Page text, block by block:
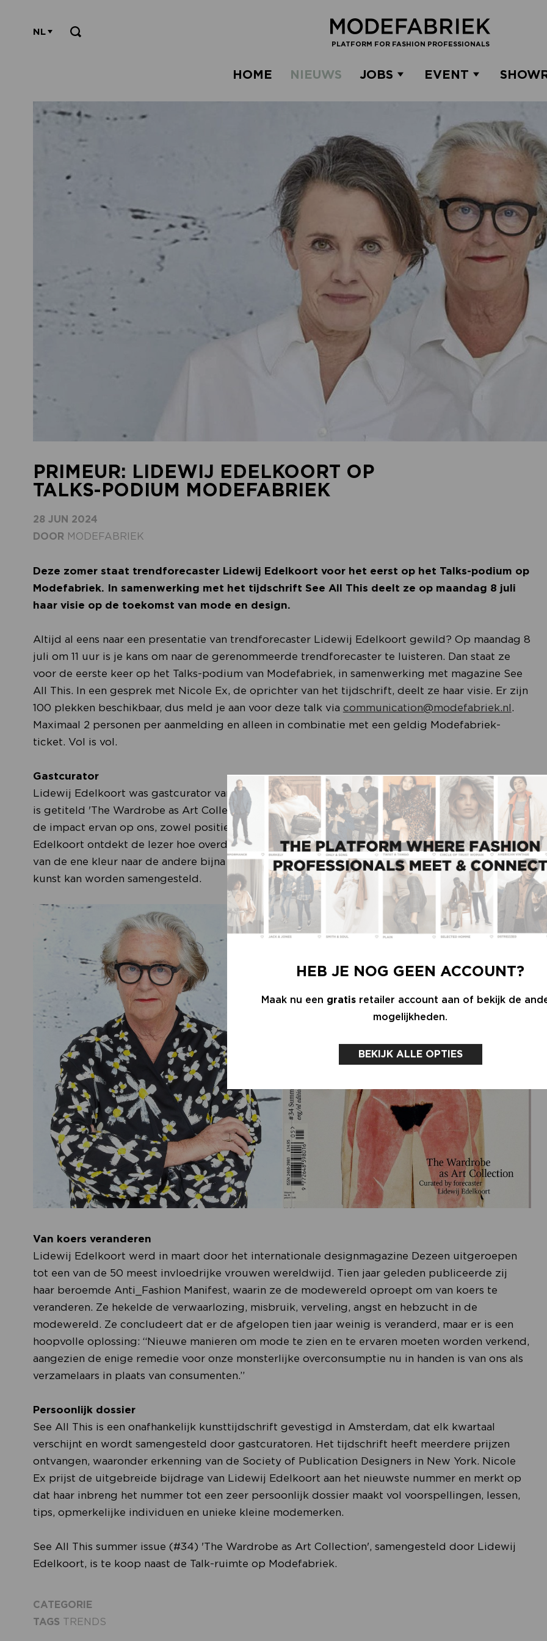
PLATFORM FOR FASHION PROFESSIONALS
NL
HOME NIEUWS JOBS EVENT
HEB JE NOG GEEN ACCOUNT?
Maak nu een gratisretailer account aan of bekijk de
mogelijkheden.
BEKIJK ALLE OPTIES
PRIMEUR: LIDEWIJ EDELKOORT OP
TALKS-PODIUM MODEFABRIEK
28 JUN 2024
DOOR MODEFABRIEK
Deze zomer staat trendforecaster Lidewij Edelkoort voor het eerst op het Talks-podium op
Modefabriek. In samenwerking met het tijdschrift See All This deelt ze op maandag 8 juli
haar visie op de toekomst van mode en design.
Altijd al eens naar een presentatie van trendforecaster Lidewij Edelkoort gewild? Op maandag 8
juli om 11 uur is je kans om naar de gerenommeerde trendforecaster te luisteren. Dan staat ze
voor de eerste keer op het Talks-podium van Modefabriek, in samenwerking met magazine See
All This. In een gesprek met Nicole Ex, de oprichter van het tijdschrift, deelt ze haar visie. Er zijn
100 plekken beschikbaar, dus meld je aan voor deze talk via communication@modefabriek.nl.
Maximaal 2 personen per aanmelding en alleen in combinatie met een geldig Modefabriek-
ticket. Vol is vol.
Gastcurator
Lidewij Edelkoort was gastcurator van het huidige zomernummer van See All This. Deze editie
is getiteld 'The Wardrobe as Art Collection' en onderzoekt de dynamische aard van kleding en
de impact ervan op ons, zowel positief als negatief. Door het visionaire perspectief van Lidewij
Edelkoort ontdekt de lezer hoe overdressed zijn een sociaal dilemma kan zijn, hoe de overgang
van de ene kleur naar de andere bijna een geografische keuze kan zijn en hoe een garderobe als
kunst kan worden samengesteld.
Van koers veranderen
Lidewij Edelkoort werd in maart door het internationale designmagazine Dezeen uitgeroepen
tot een van de 50 meest invloedrijke vrouwen wereldwijd. Tien jaar geleden publiceerde zij
haar beroemde Anti_Fashion Manifest, waarin ze de modewereld oproept om van koers te
veranderen. Ze hekelde de verwaarlozing, misbruik, verveling, angst en hebzucht in de
modewereld. Ze concludeert dat er de afgelopen tien jaar weinig is veranderd, maar er is een
hoopvolle oplossing: “Nieuwe manieren om mode te zien en te ervaren moeten worden verkend,
aangezien de enige remedie voor onze monsterlijke overconsumptie nu in handen is van ons als
verzamelaars in plaats van consumenten.”
Persoonlijk dossier
See All This is een onafhankelijk kunsttijdschrift gevestigd in Amsterdam, dat elk kwartaal
verschijnt en wordt samengesteld door gastcuratoren. Het tijdschrift heeft meerdere prijzen
ontvangen, waaronder erkenning van de Society of Publication Designers in New York. Nicole
Ex prijst de uitgebreide bijdrage van Lidewij Edelkoort aan het nieuwste nummer en merkt op
dat haar inbreng het nummer tot een zeer persoonlijk dossier maakt vol voorspellingen, lessen,
tips, opmerkelijke individuen en unieke kleine modemerken.
See All This summer issue (#34) 'The Wardrobe as Art Collection', samengesteld door Lidewij
Edelkoort, is te koop naast de Talk-ruimte op Modefabriek.
CATEGORIE
TAGS TRENDS